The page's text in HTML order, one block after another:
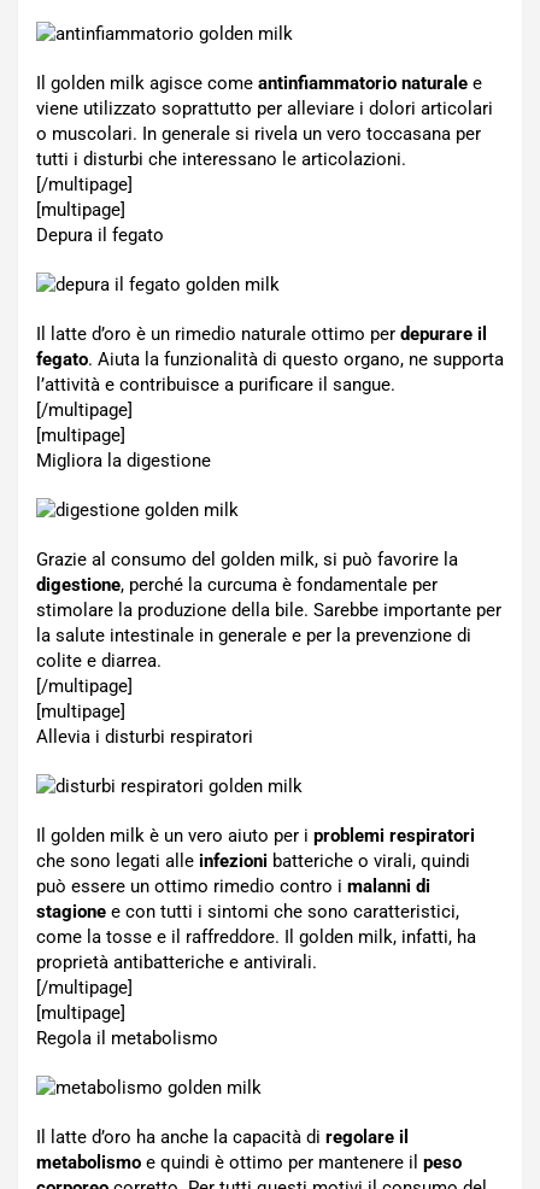
Il golden milk agisce come antinfiammatorio naturale e
viene utilizzato soprattutto per alleviare i dolori articolari
o muscolari. In generale si rivela un vero toccasana per
tutti i disturbi che interessano le articolazioni.
[/multipage]
[multipage]
Depura il fegato
Il latte d’oro è un rimedio naturale ottimo per depurare il
fegato. Aiuta la funzionalità di questo organo, ne supporta
l’attività e contribuisce a purificare il sangue.
[/multipage]
[multipage]
Migliora la digestione
Grazie al consumo del golden milk, si può favorire la
digestione, perché la curcuma è fondamentale per
stimolare la produzione della bile. Sarebbe importante per
la salute intestinale in generale e per la prevenzione di
colite e diarrea.
[/multipage]
[multipage]
Allevia i disturbi respiratori
Il golden milk è un vero aiuto per i problemi respiratori
che sono legati alle infezioni batteriche o virali, quindi
può essere un ottimo rimedio contro i malanni di
stagione e con tutti i sintomi che sono caratteristici,
come la tosse e il raffreddore. Il golden milk, infatti, ha
proprietà antibatteriche e antivirali.
[/multipage]
[multipage]
Regola il metabolismo
Il latte d’oro ha anche la capacità di regolare il
metabolismo e quindi è ottimo per mantenere il peso